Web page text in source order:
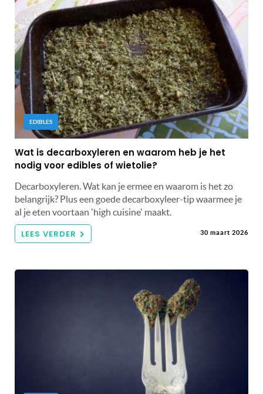
EDIBLES
Wat is decarboxyleren en waarom heb je het
nodig voor edibles of wietolie?
Decarboxyleren. Wat kan je ermee en waarom is het zo
belangrijk? Plus een goede decarboxyleer-tip waarmee je
al je eten voortaan 'high cuisine' maakt.
LEES VERDER 30 maart 2026